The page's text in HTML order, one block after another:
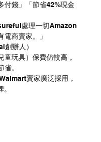
付錢」「節省42%現金
處理一切Amazon
商賣家。」
辦人）
童玩具）保費仍較高，
。
賣家廣泛採用，